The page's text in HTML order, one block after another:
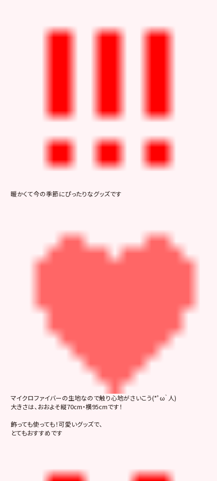
暖かくて今の季節にぴったりなグッズです
マイクロファイバーの生地なので触り心地がさいこう(*ﾟω｀人)
大きさは、おおよそ縦70cm・横95cmです！
飾っても使っても！可愛いグッズで、
とてもおすすめです